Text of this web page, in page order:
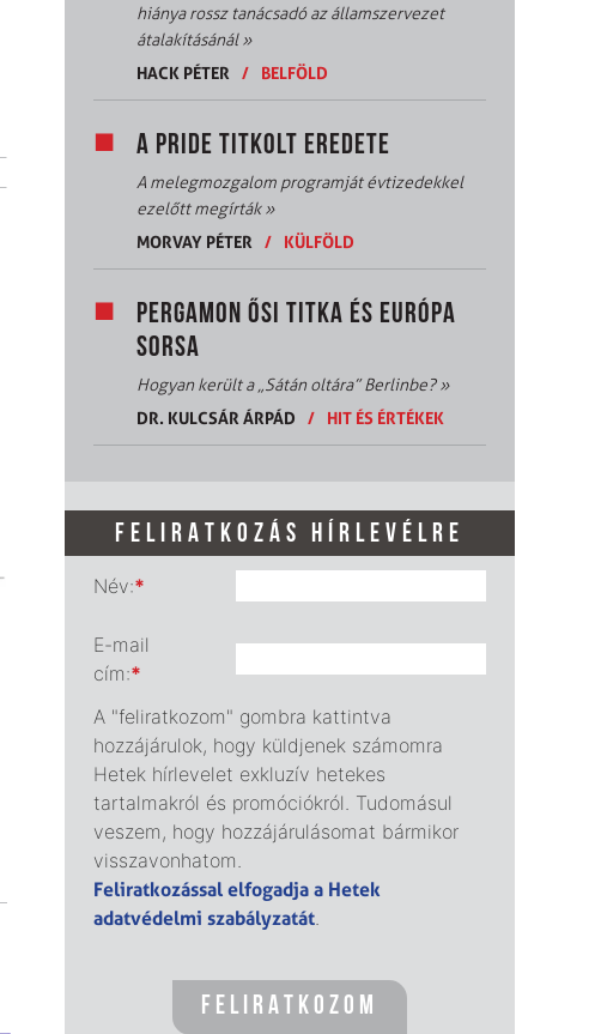
hiánya rossz tanácsadó az államszervezet
átalakításánál»
HACK PÉTER
/ BELFÖLD
A PRIDE TITKOLT EREDETE
A melegmozgalom programját évtizedekkel
ezelőtt megírták»
MORVAY PÉTER
/ KÜLFÖLD
PERGAMON ŐSI TITKA ÉS EURÓPA
SORSA
Hogyan került a „Sátán oltára” Berlinbe?»
DR. KULCSÁR ÁRPÁD
/ HIT ÉS ÉRTÉKEK
FELIRATKOZÁS HÍRLEVÉLRE
Név:*
E-mail
cím:*
A "feliratkozom" gombra kattintva
hozzájárulok, hogy küldjenek számomra
Hetek hírlevelet exkluzív hetekes
tartalmakról és promóciókról. Tudomásul
veszem, hogy hozzájárulásomat bármikor
visszavonhatom.
Feliratkozással elfogadja a Hetek
adatvédelmi szabályzatát.